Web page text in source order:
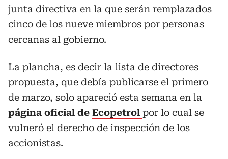
junta directiva en la que serán remplazados
cinco de los nueve miembros por personas
cercanas al gobierno.
La plancha, es decir la lista de directores
propuesta, que debía publicarse el primero
de marzo, solo apareció esta semana en la
página oficial de Ecopetrol por lo cual se
vulneró el derecho de inspección de los
accionistas.